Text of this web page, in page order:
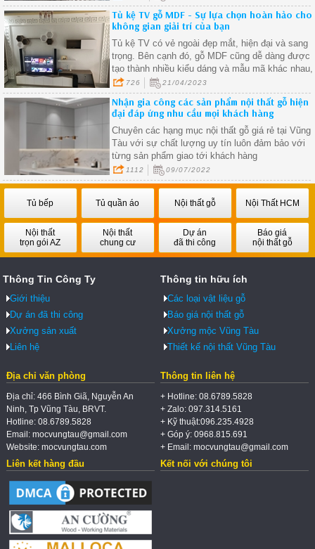
Tủ kệ TV gỗ MDF - Sự lựa chọn hoàn hảo cho
không gian giải trí của bạn
Tủ kệ TV có vẻ ngoài đẹp mắt, hiện đại và sang
trọng. Bên cạnh đó, gỗ MDF cũng dễ dàng được
tạo thành nhiều kiểu dáng và mẫu mã khác nhau,
từ đơn giản đến phức tạp, phù hợp với nhiều
phong cách nội thất khác nhau
726 21/04/2023
Nhận gia công các sản phẩm nội thất gỗ hiện
đại đáp ứng nhu cầu mọi khách hàng
Chuyên các hạng mục nội thất gỗ giá rẻ tại Vũng
Tàu với sự chất lượng uy tín luôn đảm bảo với
từng sản phẩm giao tới khách hàng
1112 09/07/2022
Tủ bếp Tủ quần áo Nội thất gỗ Nội Thất HCM
Nội thất
trọn gói AZ
Nội thất
chung cư
Dự án
đã thi công
Báo giá
nội thất gỗ
Thông Tin Công Ty
Giới thiệu
Dự án đã thi công
Xưởng sản xuất
Liên hệ
Thông tin hữu ích
Các loại vật liệu gỗ
Báo giá nội thất gỗ
Xưởng mộc Vũng Tàu
Thiết kế nội thất Vũng Tàu
Địa chỉ văn phòng
Địa chỉ: 466 Bình Giã, Nguyễn An
Ninh, Tp Vũng Tàu, BRVT.
Hotline: 08.6789.5828
Email: mocvungtau@gmail.com
Website: mocvungtau.com
Thông tin liên hệ
+ Hotline: 08.6789.5828
+ Zalo: 097.314.5161
+ Kỹ thuật:096.235.4928
+ Góp ý: 0968.815.691
+ Email: mocvungtau@gmail.com
Liên kết hàng đầu Kết nối với chúng tôi